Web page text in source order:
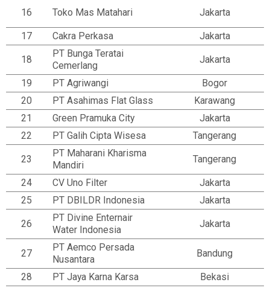
16 Toko Mas Matahari Jakarta
17 Cakra Perkasa Jakarta
18
PT Bunga Teratai
Cemerlang
Jakarta
19 PT Agriwangi
Bogor
20
PT Asahimas Flat Glass
Karawang
21
Green Pramuka City
Jakarta
22
PT Galih Cipta Wisesa Tangerang
23
PT Maharani Kharisma
Mandiri
Tangerang
24 CV Uno Filter
Jakarta
25
PT DBILDR Indonesia Jakarta
26
PT Divine Enternair
Water Indonesia
Jakarta
27
PT Aemco Persada
Nusantara
Bandung
28 PT Jaya Karna Karsa Bekasi